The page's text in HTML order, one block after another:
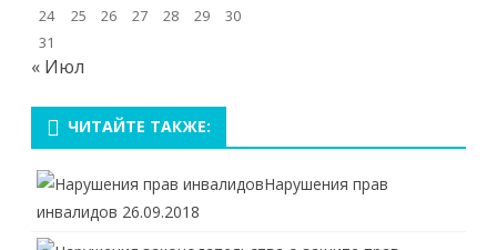
24
25 26 27 28 29
30
31
« Июл
ЧИТАЙТЕ ТАКЖЕ:
Нарушения прав
инвалидов 26.09.2018